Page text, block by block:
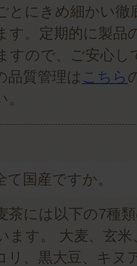
とにきめ細かい徹
す。定期的に製品
すので、ご安心し
品質管理は こちら
て国産ですか。
茶には以下の7種
ます。 大麦、玄
リ、黒大豆、キヌ